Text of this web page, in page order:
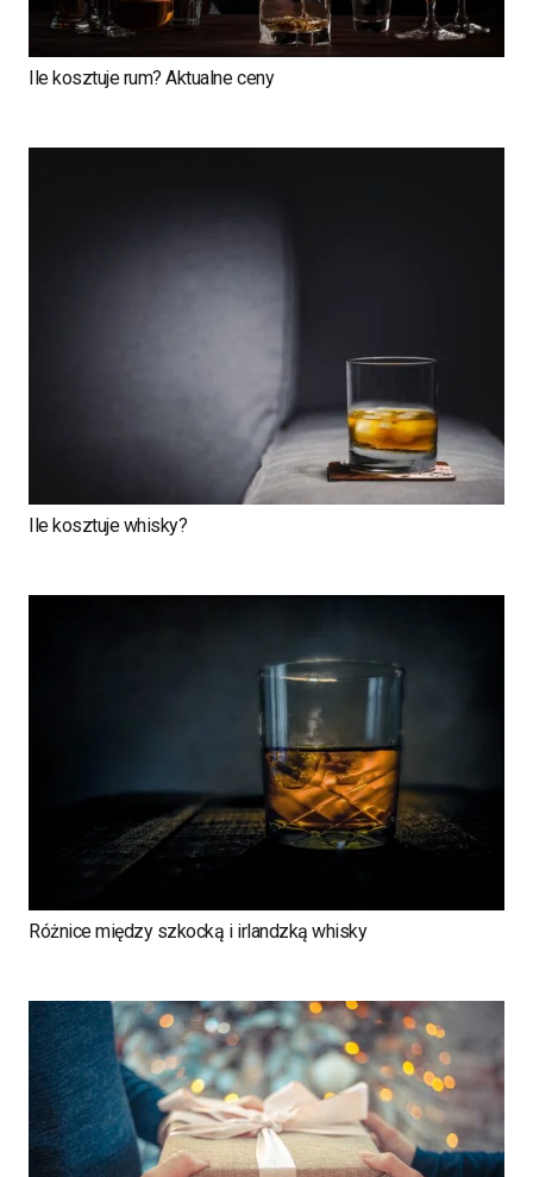
Ile kosztuje rum? Aktualne ceny
Ile kosztuje whisky?
Różnice między szkocką i irlandzką whisky